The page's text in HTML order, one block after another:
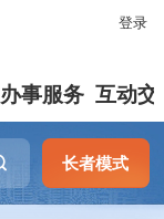
登录
办事服务 互动交
长者模式